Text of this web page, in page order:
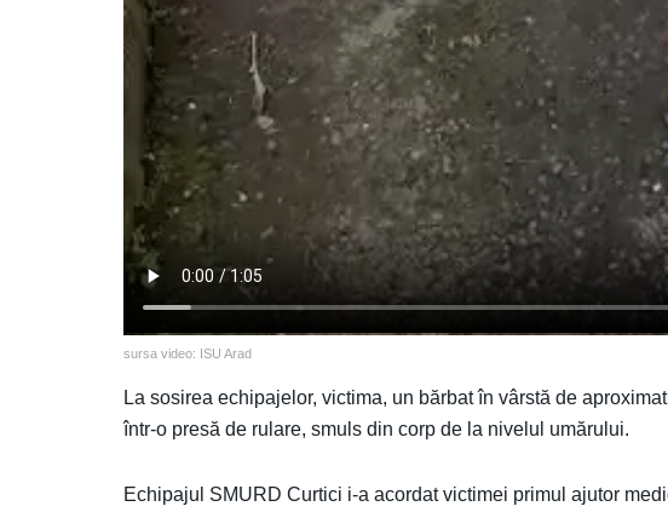
sursa video: ISU Arad
La sosirea echipajelor, victima, un bărbat în vârstă de
într-o presă de rulare, smuls din corp de la nivelul umărului.
Echipajul SMURD Curtici i-a acordat victimei primul ajutor